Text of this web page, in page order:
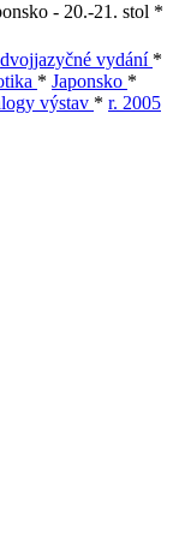
- 20.-21. stol *
dvojjazyčné vydání *
* Japonsko *
výstav * r. 2005